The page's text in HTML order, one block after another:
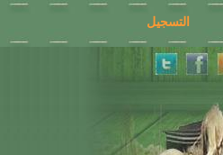
التسجيل